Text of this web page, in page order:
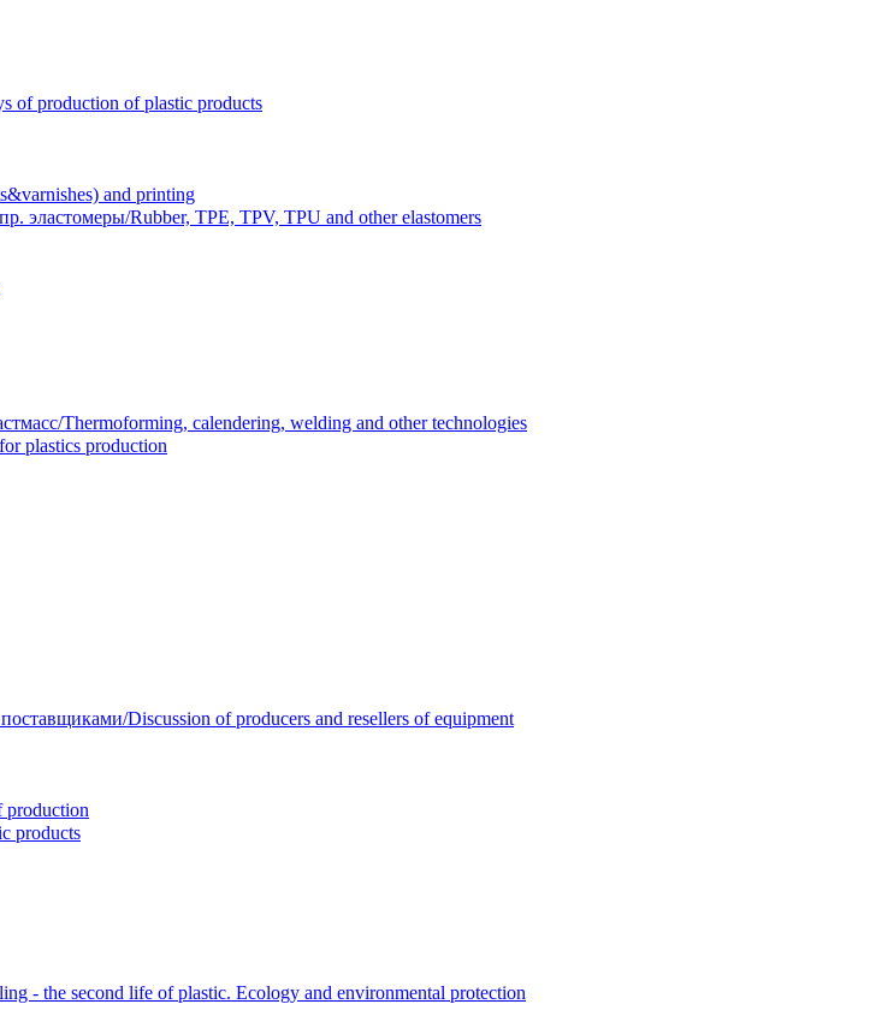
of production of plastic products
and printing
Rubber, TPE, TPV, TPU and other elastomers
Thermoforming, calendering, welding and other technologies
plastics production
Discussion of producers and resellers of equipment
production
products
- the second life of plastic. Ecology and environmental protection